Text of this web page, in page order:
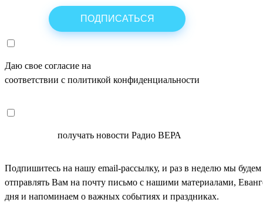
Даю свое согласие на
соответствии с политикой конфиденциальности
получать новости Радио ВЕРА
Подпишитесь на нашу email-рассылку, и раз в неделю мы будем
отправлять Вам на почту письмо с нашими материалами,
дня и напоминаем о важных событиях и праздниках.